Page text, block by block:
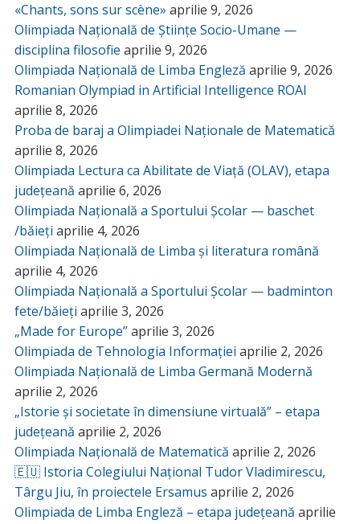
«Chants, sons sur scène» aprilie 9, 2026
Olimpiada Națională de Științe Socio-Umane —
disciplina filosofie aprilie 9, 2026
Olimpiada Națională de Limba Engleză aprilie 9, 2026
Romanian Olympiad in Artificial Intelligence ROAI
aprilie 8, 2026
Proba de baraj a Olimpiadei Naționale de Matematică
aprilie 8, 2026
Olimpiada Lectura ca Abilitate de Viață (OLAV), etapa
județeană aprilie 6, 2026
Olimpiada Națională a Sportului Școlar — baschet
/băieți aprilie 4, 2026
Olimpiada Națională de Limba și literatura română
aprilie 4, 2026
Olimpiada Națională a Sportului Școlar — badminton
fete/băieți aprilie 3, 2026
„Made for Europe”aprilie 3, 2026
Olimpiada de Tehnologia Informației aprilie 2, 2026
Olimpiada Națională de Limba Germană Modernă
aprilie 2, 2026
„Istorie și societate în dimensiune virtuală” – etapa
județeană aprilie 2, 2026
Olimpiada Națională de Matematică aprilie 2, 2026
🇪🇺 Istoria Colegiului Național Tudor Vladimirescu,
Târgu Jiu, în proiectele Ersamus aprilie 2, 2026
Olimpiada de Limba Engleză – etapa județeană aprilie